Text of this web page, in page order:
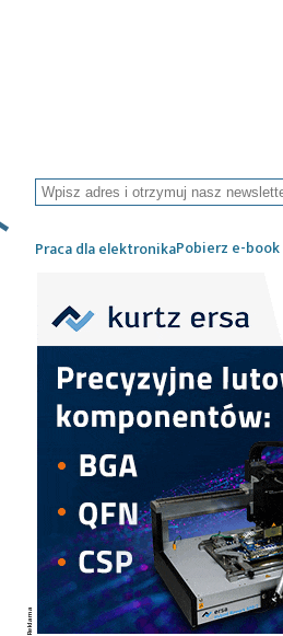
Praca dla elektronikaPobierz e-book